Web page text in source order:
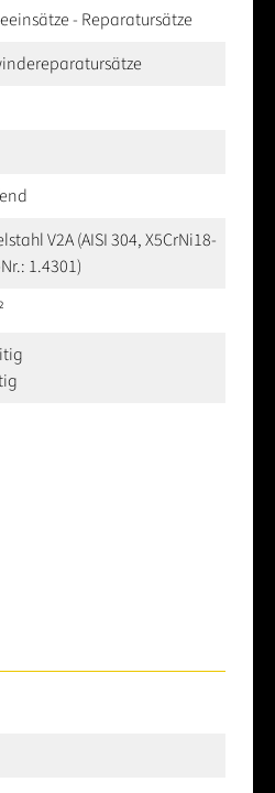
- Reparatursätze
V2A (AISI 304, X5CrNi18-
1.4301)